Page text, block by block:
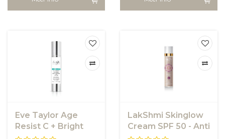
Eve Taylor Age
Resist C + Bright
Priming Moisturiser
LakShmi Skinglow
Cream SPF 50 - Anti
Pigment Crème